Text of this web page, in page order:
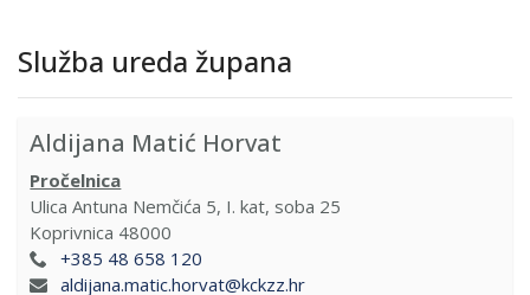
Služba ureda župana
Aldijana Matić Horvat
Pročelnica
Ulica Antuna Nemčića 5, I. kat, soba 25
Koprivnica 48000
+385 48 658 120
aldijana.matic.horvat@kckzz.hr